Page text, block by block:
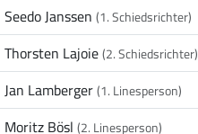
Seedo Janssen(1. Schiedsrichter)
Thorsten Lajoie(2. Schiedsrichter)
Jan Lamberger(1. Linesperson)
Moritz Bösl(2. Linesperson)